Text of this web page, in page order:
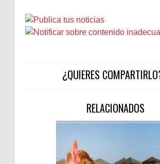
¿QUIERES
RELACIONADOS